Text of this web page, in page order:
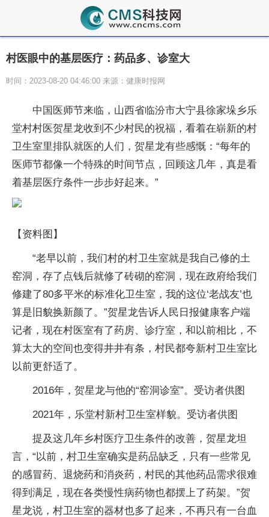
村医眼中的基层医疗：药品多、诊室大
时间：2023-08-20 04:46:00 来源：健康时报网
中国医师节来临，山西省临汾市大宁县徐家垛乡乐
堂村村医贺星龙收到不少村民的祝福，看着在崭新的村
卫生室里排队就医的人们，贺星龙有些感慨：“每年的
医师节都像一个特殊的时间节点，回顾这几年，真是看
着基层医疗条件一步步好起来。”
【资料图】
“老早以前，我们村的村卫生室就是我自己修的土
窑洞，存了点钱后就修了砖砌的窑洞，现在政府给我们
修建了80多平米的标准化卫生室，我的这位‘老战友’也
算是旧貌换新颜了。”贺星龙告诉人民日报健康客户端
记者，现在村医室有了药房、诊疗室，和以前相比，不
算太大的空间也变得井井有条，村民都夸新村卫生室比
以前更舒适了。
2016年，贺星龙与他的“窑洞诊室”。受访者供图
2021年，乐堂村新村卫生室样貌。受访者供图
提及这几年乡村医疗卫生条件的改善，贺星龙坦
言，“以前，村卫生室确实是药品缺乏，只有一些常见
的感冒药、退烧药和消炎药，村民的其他药品需求很难
得到满足，现在各类慢性病药物也都摆上了药架。”贺
星龙说，村卫生室的器材也多了起来，不再只有一台血